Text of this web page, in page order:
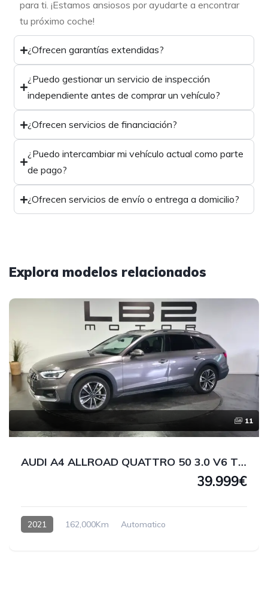
para ti. ¡Estamos ansiosos por ayudarte a encontrar
tu próximo coche!
¿Ofrecen garantías extendidas?
¿Puedo gestionar un servicio de inspección
independiente antes de comprar un vehículo?
¿Ofrecen servicios de financiación?
¿Puedo intercambiar mi vehículo actual como parte
de pago?
¿Ofrecen servicios de envío o entrega a domicilio?
Explora modelos relacionados
11
AUDI A4 ALLROAD QUATTRO 50 3.0 V6 TDI 286 CV
39.999€
2021 162,000Km Automatico